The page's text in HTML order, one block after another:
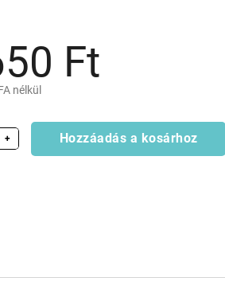
Ft
nélkül
+ Hozzáadás a kosárhoz